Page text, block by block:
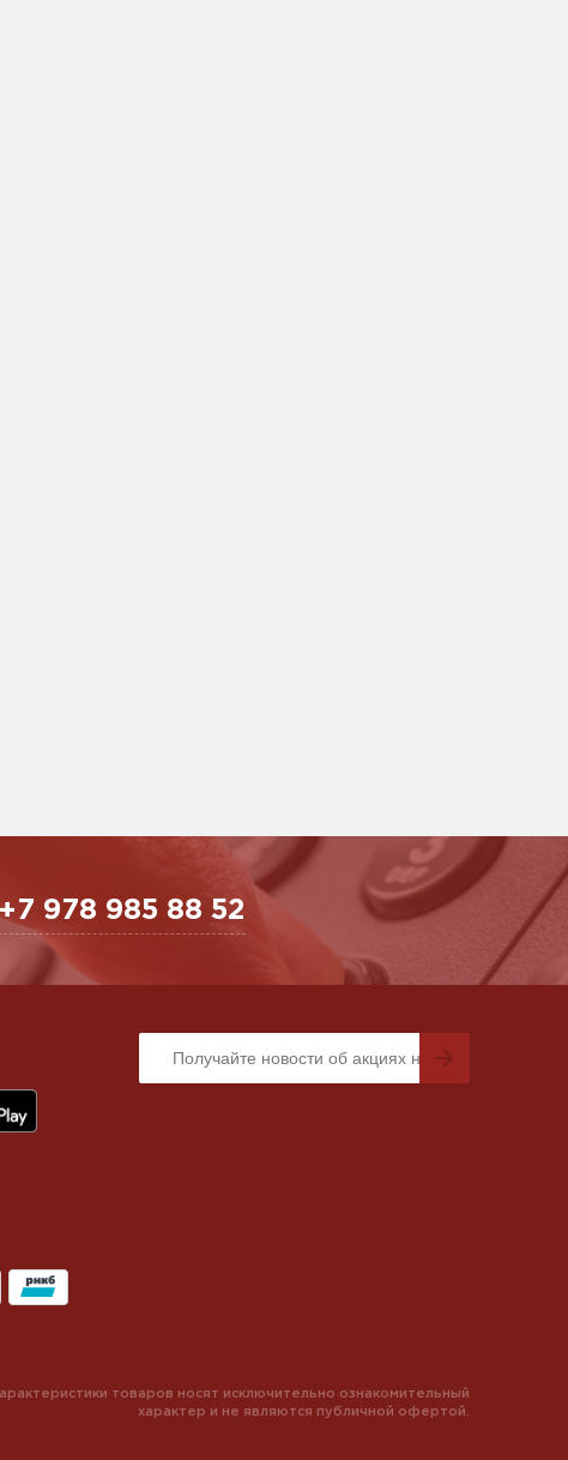
978 985 88 52
товаров носят исключительно ознакомительный
характер и не являются публичной офертой.